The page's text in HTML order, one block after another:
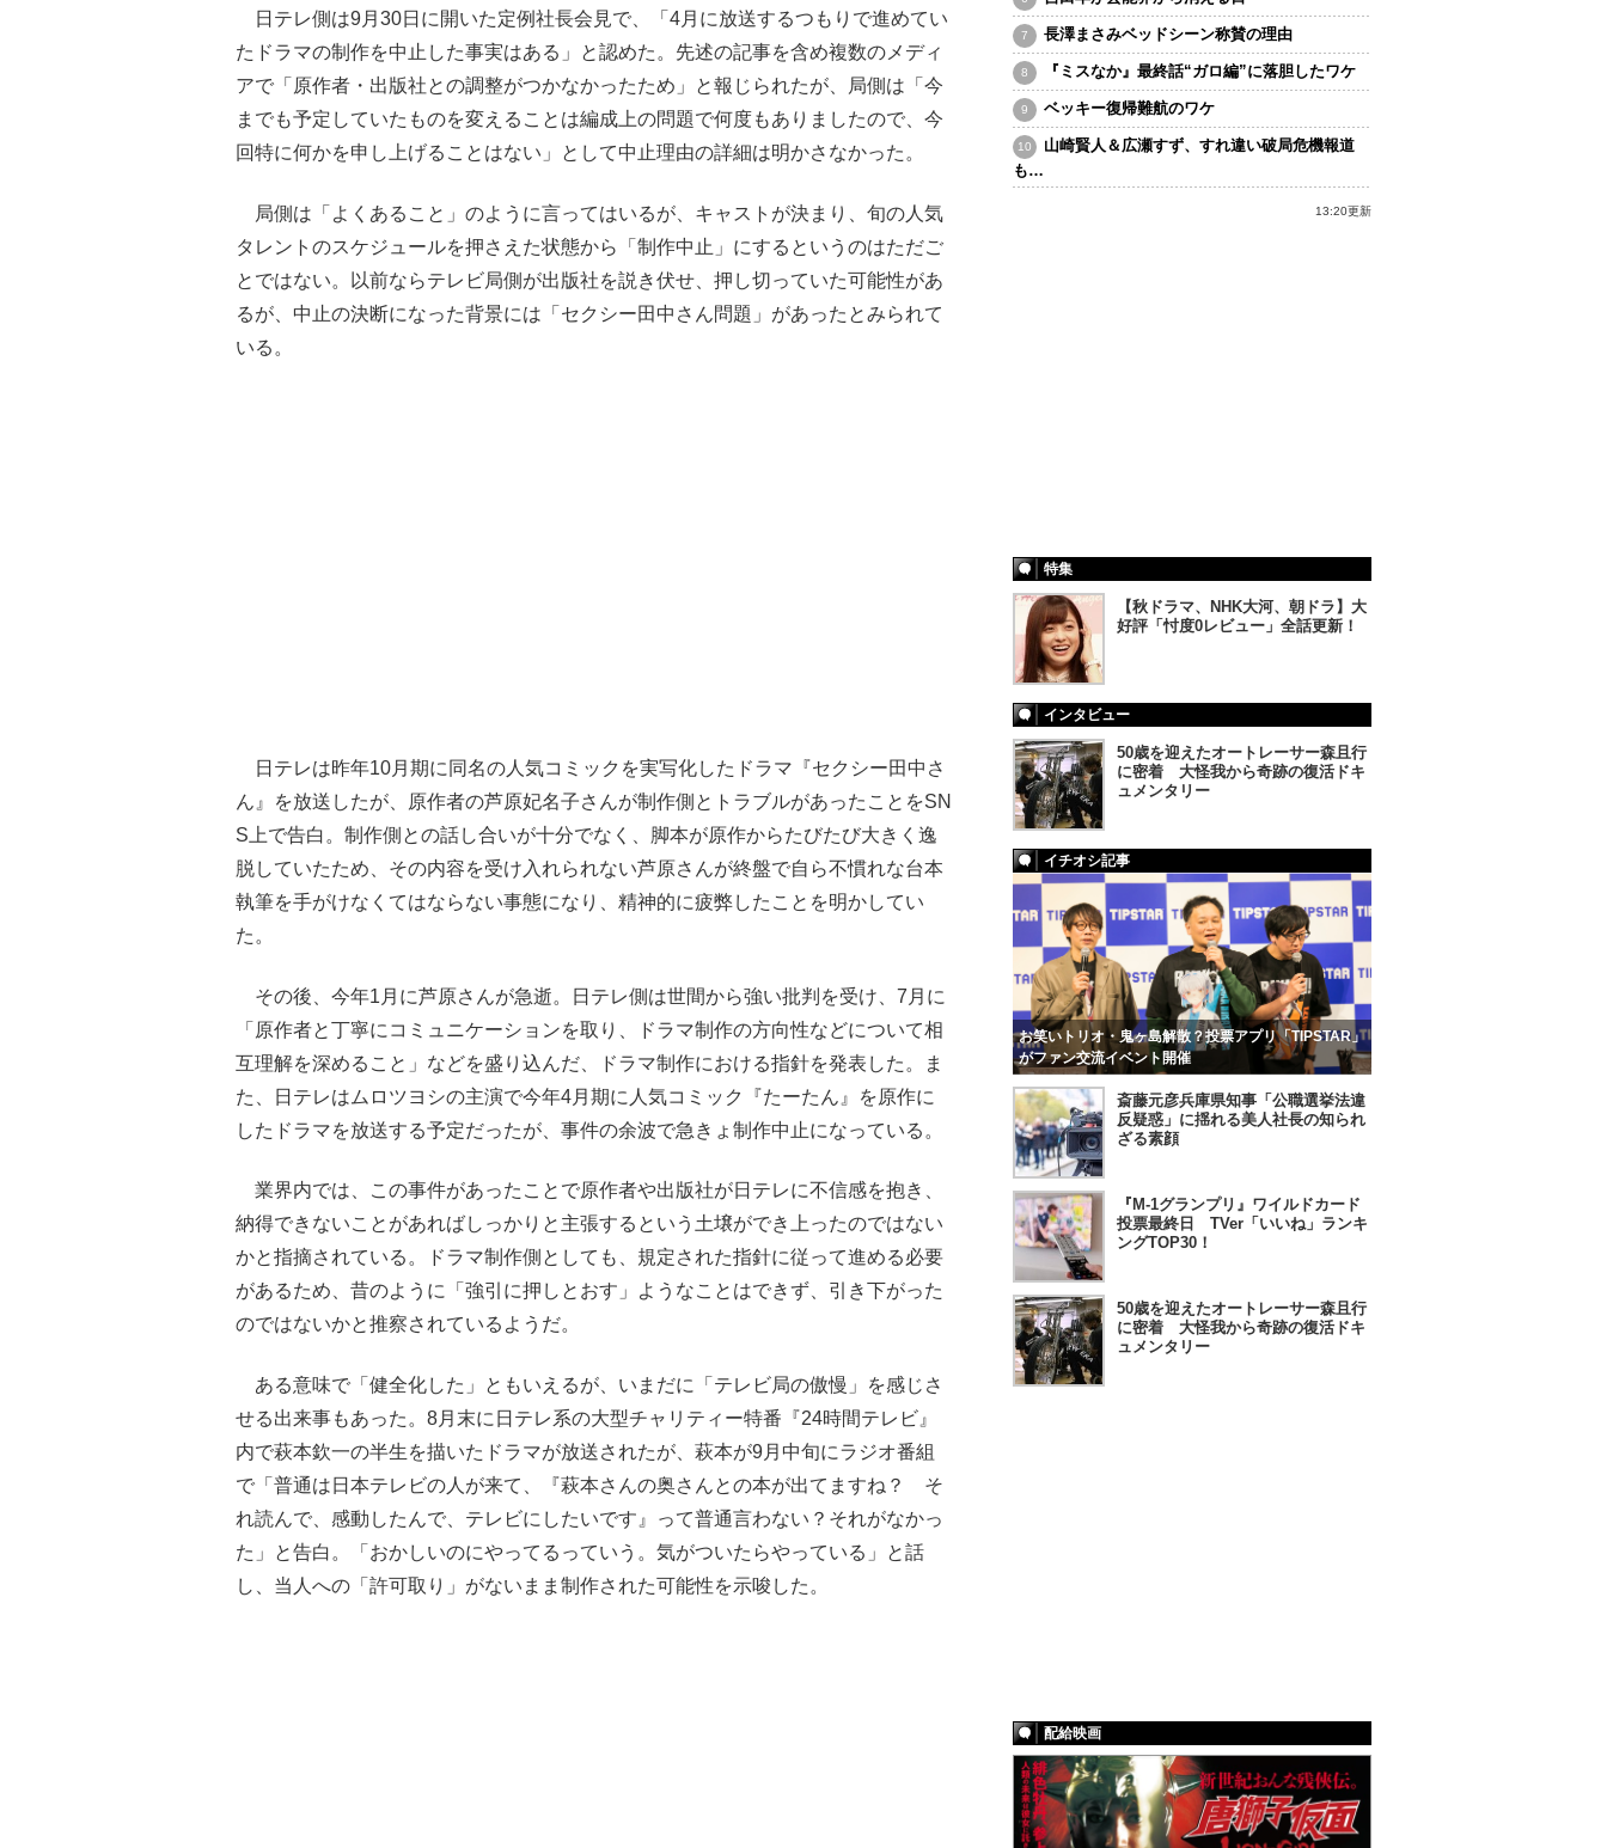
日テレ側は9月30日に開いた定例社長会見で、「4月に放送するつもりで進めてい
たドラマの制作を中止した事実はある」と認めた。先述の記事を含め複数のメディ
アで「原作者・出版社との調整がつかなかったため」と報じられたが、局側は「今
までも予定していたものを変えることは編成上の問題で何度もありましたので、今
回特に何かを申し上げることはない」として中止理由の詳細は明かさなかった。
局側は「よくあること」のように言ってはいるが、キャストが決まり、旬の人気
タレントのスケジュールを押さえた状態から「制作中止」にするというのはただご
とではない。以前ならテレビ局側が出版社を説き伏せ、押し切っていた可能性があ
るが、中止の決断になった背景には「セクシー田中さん問題」があったとみられて
いる。
日テレは昨年10月期に同名の人気コミックを実写化したドラマ『セクシー田中さ
ん』を放送したが、原作者の芦原妃名子さんが制作側とトラブルがあったことをSN
S上で告白。制作側との話し合いが十分でなく、脚本が原作からたびたび大きく逸
脱していたため、その内容を受け入れられない芦原さんが終盤で自ら不慣れな台本
執筆を手がけなくてはならない事態になり、精神的に疲弊したことを明かしてい
た。
その後、今年1月に芦原さんが急逝。日テレ側は世間から強い批判を受け、7月に
「原作者と丁寧にコミュニケーションを取り、ドラマ制作の方向性などについて相
互理解を深めること」などを盛り込んだ、ドラマ制作における指針を発表した。ま
た、日テレはムロツヨシの主演で今年4月期に人気コミック『たーたん』を原作に
したドラマを放送する予定だったが、事件の余波で急きょ制作中止になっている。
業界内では、この事件があったことで原作者や出版社が日テレに不信感を抱き、
納得できないことがあればしっかりと主張するという土壌ができ上ったのではない
かと指摘されている。ドラマ制作側としても、規定された指針に従って進める必要
があるため、昔のように「強引に押しとおす」ようなことはできず、引き下がった
のではないかと推察されているようだ。
ある意味で「健全化した」ともいえるが、いまだに「テレビ局の傲慢」を感じさ
せる出来事もあった。8月末に日テレ系の大型チャリティー特番『24時間テレビ』
内で萩本欽一の半生を描いたドラマが放送されたが、萩本が9月中旬にラジオ番組
で「普通は日本テレビの人が来て、『萩本さんの奥さんとの本が出てますね？ そ
れ読んで、感動したんで、テレビにしたいです』って普通言わない？それがなかっ
た」と告白。「おかしいのにやってるっていう。気がついたらやっている」と話
し、当人への「許可取り」がないまま制作された可能性を示唆した。
長澤まさみベッドシーン称賛の理由
『ミスなか』最終話“ガロ編”に落胆したワケ
ベッキー復帰難航のワケ
山崎賢人＆広瀬すず、すれ違い破局危機報道
も…
13:20更新
特集
【秋ドラマ、NHK大河、朝ドラ】大
好評「忖度0レビュー」全話更新！
インタビュー
50歳を迎えたオートレーサー森且行
に密着 大怪我から奇跡の復活ドキ
ュメンタリー
イチオシ記事
お笑いトリオ・鬼ヶ島解散？投票アプリ「TIPSTAR」
がファン交流イベント開催
斎藤元彦兵庫県知事「公職選挙法違
反疑惑」に揺れる美人社長の知られ
ざる素顔
『M-1グランプリ』ワイルドカード
投票最終日 TVer「いいね」ランキ
ングTOP30！
50歳を迎えたオートレーサー森且行
に密着 大怪我から奇跡の復活ドキ
ュメンタリー
配給映画